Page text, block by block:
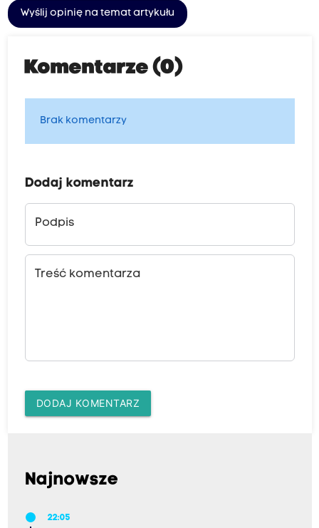
Wyślij opinię na temat artykułu
Komentarze (0)
Brak komentarzy
Dodaj komentarz
Podpis
Treść komentarza
DODAJ KOMENTARZ
Najnowsze
22:05